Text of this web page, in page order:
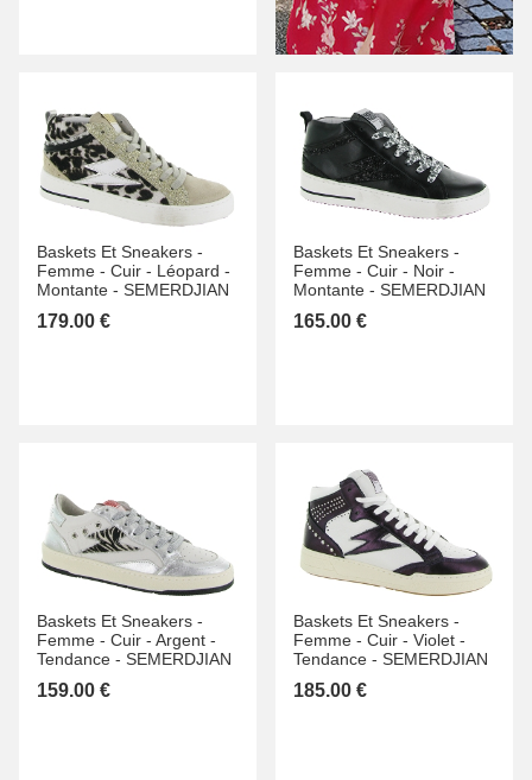
Baskets Et Sneakers -
Femme - Cuir - Léopard -
Montante - SEMERDJIAN
179.00 €
Baskets Et Sneakers -
Femme - Cuir - Noir -
Montante - SEMERDJIAN
165.00 €
Baskets Et Sneakers -
Femme - Cuir - Argent -
Tendance - SEMERDJIAN
159.00 €
Baskets Et Sneakers -
Femme - Cuir - Violet -
Tendance - SEMERDJIAN
185.00 €